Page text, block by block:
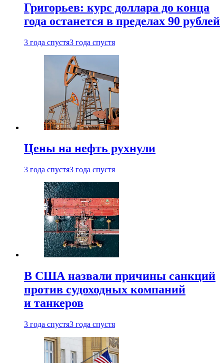
Григорьев: курс доллара до конца
года останется в пределах 90 рублей
3 года спустя3 года спустя
Цены на нефть рухнули
3 года спустя3 года спустя
В США назвали причины санкций
против судоходных компаний
и танкеров
3 года спустя3 года спустя